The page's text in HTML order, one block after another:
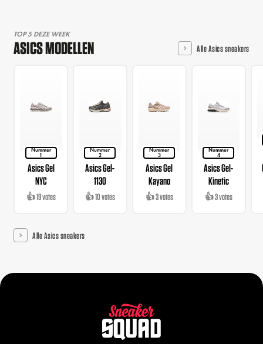
TOP 5 DEZE WEEK
ASICS MODELLEN Alle Asics sneakers
Nummer
1
Asics Gel
NYC
👍 19 votes
Nummer
2
Asics Gel-
1130
👍 10 votes
Nummer
3
Asics Gel
Kayano
👍 3 votes
Nummer
4
Asics Gel-
Kinetic
👍 3 votes
Alle Asics sneakers